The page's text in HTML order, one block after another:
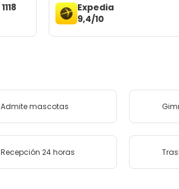
1118
Expedia
9,4/10
Admite mascotas
Recepción 24 horas